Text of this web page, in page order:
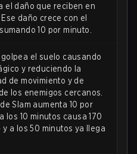
el daño que reciben en
Ese daño crece con el
10 por minuto.
golpea el suelo causando
y reduciendo la
de movimiento y de
los enemigos cercanos.
Slam aumenta 10 por
los 10 minutos causa 170
y a los 50 minutos ya llega